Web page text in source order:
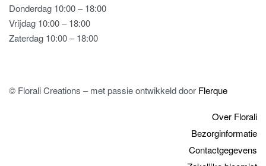
Donderdag 10:00 – 18:00
Vrijdag 10:00 – 18:00
Zaterdag 10:00 – 18:00
© Florali Creations – met passie ontwikkeld door Flerque
Over Florali
Bezorginformatie
Contactgegevens